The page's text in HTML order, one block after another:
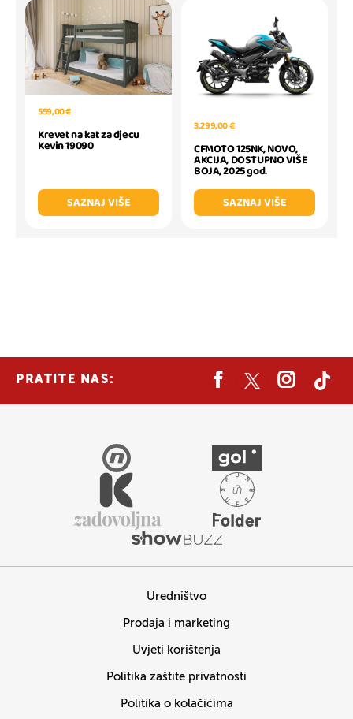
559,00 €
Krevet na kat za djecu
Kevin 19090
SAZNAJ VIŠE
3.299,00 €
CFMOTO 125NK, NOVO,
AKCIJA, DOSTUPNO VIŠE
BOJA, 2025 god.
SAZNAJ VIŠE
PRATITE NAS:
Uredništvo
Prodaja i marketing
Uvjeti korištenja
Politika zaštite privatnosti
Politika o kolačićima